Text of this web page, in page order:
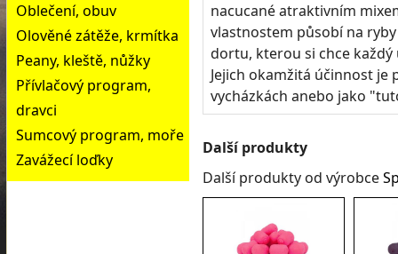
Oblečení, obuv
Olověné zátěže, krmítka
Peany, kleště, nůžky
Přívlačový program,
dravci
Sumcový program, moře
Zavážecí loďky
nacucané atraktivním
vlastnostem působí na
dortu, kterou si chce
Jejich okamžitá účinnost
vycházkách anebo jako
Další produkty
Další produkty od výrobce